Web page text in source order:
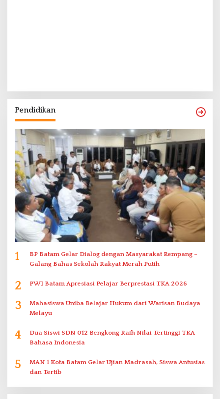
Pendidikan
1
BP Batam Gelar Dialog dengan Masyarakat Rempang –
Galang Bahas Sekolah Rakyat Merah Putih
2 PWI Batam Apresiasi Pelajar Berprestasi TKA 2026
3
Mahasiswa Uniba Belajar Hukum dari Warisan Budaya
Melayu
4
Dua Siswi SDN 012 Bengkong Raih Nilai Tertinggi TKA
Bahasa Indonesia
5
MAN 1 Kota Batam Gelar Ujian Madrasah, Siswa Antusias
dan Tertib